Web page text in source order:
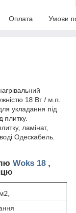
Оплата Умови
18 Вт / м.п.
укладання під
плитку.
ламінат,
Одескабель.
Woks 18 ,